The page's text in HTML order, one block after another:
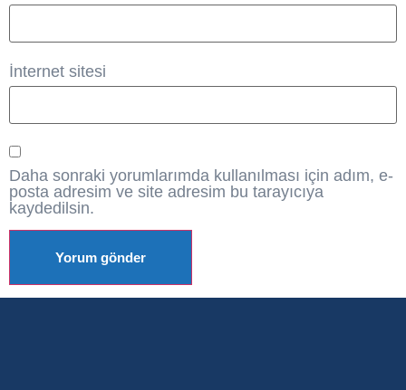
İnternet sitesi
Daha sonraki yorumlarımda kullanılması için adım, e-
posta adresim ve site adresim bu tarayıcıya
kaydedilsin.